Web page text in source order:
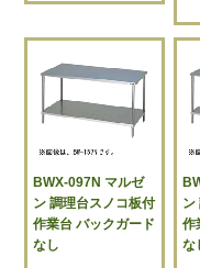
BWX-097N マルゼ
ン 調理台スノコ板付
作業台 バックガード
なし
ン
作
な